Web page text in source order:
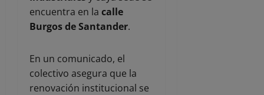
encuentra en la calle
Burgos de Santander.
En un comunicado, el
colectivo asegura que la
renovación institucional se